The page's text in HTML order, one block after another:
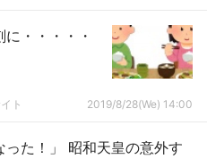
・・・・・
ト 2019/8/28(We) 14:00
た！」 昭和天皇の意外す